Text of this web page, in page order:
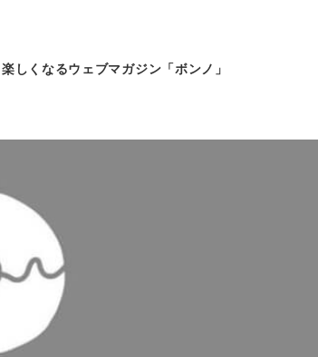
楽しくなるウェブマガジン「ボンノ」